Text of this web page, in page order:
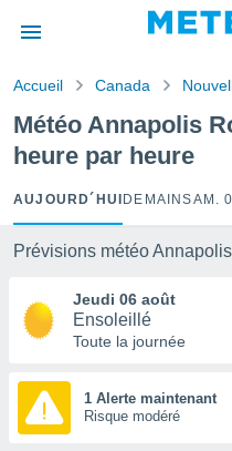
de
a
par
les
Accueil Canada
Météo Annapolis
heure par heure
AUJOURD´HUI DEMAINSAM.
Prévisions météo
Jeudi 06 août
Ensoleillé
Toute la journée
1 Alerte maintenant
Risque modéré